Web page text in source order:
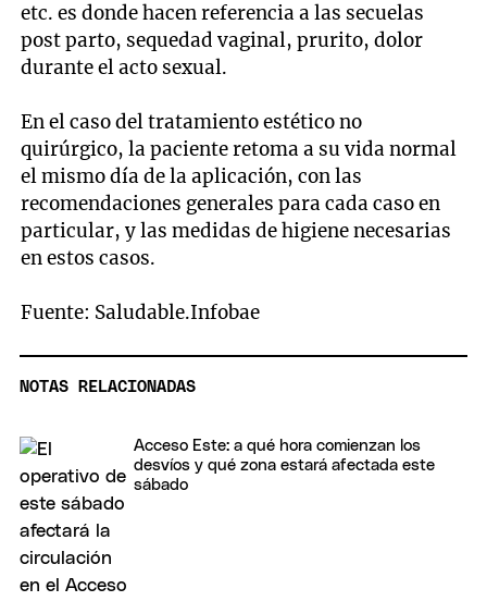
etc. es donde hacen referencia a las secuelas
post parto, sequedad vaginal, prurito, dolor
durante el acto sexual.
En el caso del tratamiento estético no
quirúrgico, la paciente retoma a su vida normal
el mismo día de la aplicación, con las
recomendaciones generales para cada caso en
particular, y las medidas de higiene necesarias
en estos casos.
Fuente: Saludable.Infobae
NOTAS RELACIONADAS
Acceso Este: a qué hora comienzan los
desvíos y qué zona estará afectada este
sábado